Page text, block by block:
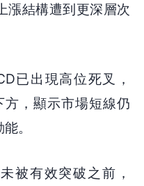
漲結構遭到更深層次
已出現高位死叉，
方，顯示市場短線仍
。
被有效突破之前，